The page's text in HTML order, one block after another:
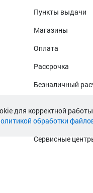
Пункты выдачи
Магазины
Оплата
Рассрочка
Безналичный
Гарантийное
Сервисные
для корректной
обработки